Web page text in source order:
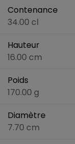
Contenance
34.00 cl
Hauteur
16.00 cm
Poids
170.00 g
Diamètre
7.70 cm